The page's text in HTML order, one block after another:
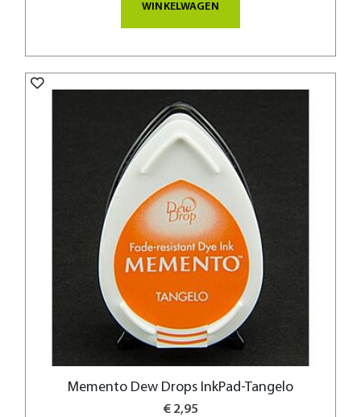
WINKELWAGEN
Memento Dew Drops InkPad-Tangelo
€ 2,95